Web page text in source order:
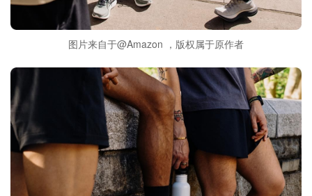
图片来自于@Amazon ，版权属于原作者